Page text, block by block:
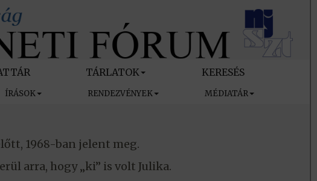
TÁRLATOK KERESÉS
ÍRÁSOK RENDEZVÉNYEK MÉDIATÁR
1968-ban jelent meg.
arra, hogy „ki” is volt Julika.